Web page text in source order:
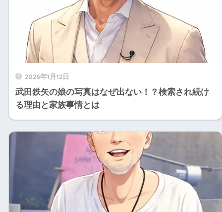
2026年1月12日
武田鉄矢の娘の写真はなぜ出ない！？検索され続け
る理由と家族事情とは